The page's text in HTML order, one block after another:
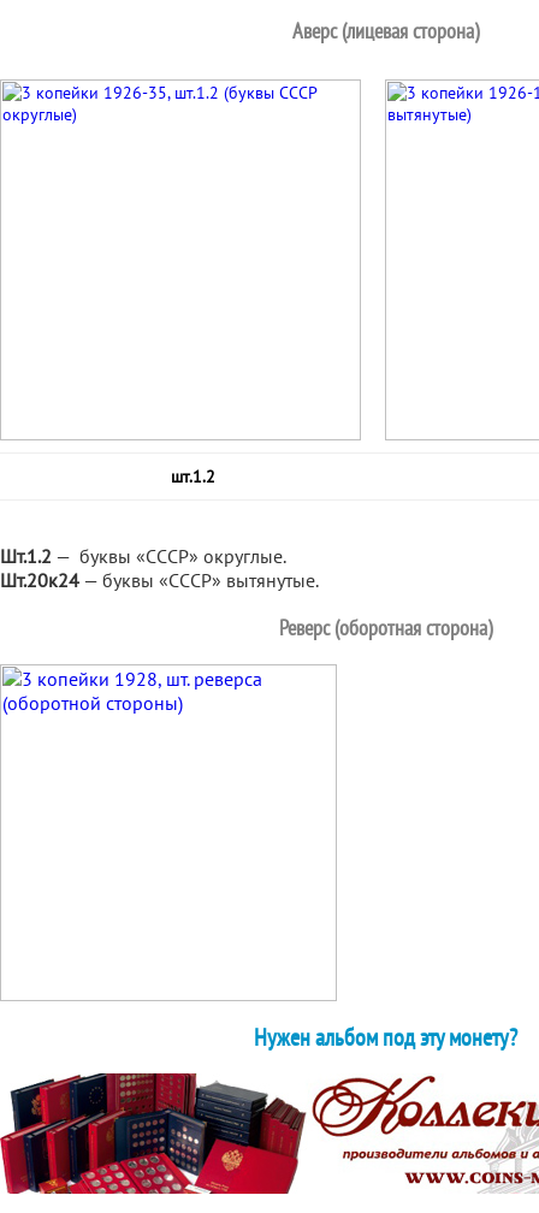
Аверс (лицевая сторона)
шт.1.2
Шт.1.2 — буквы «СССР» округлые.
Шт.20к24 — буквы «СССР» вытянутые.
Реверс (оборотная сторона)
Нужен альбом под эту монету?